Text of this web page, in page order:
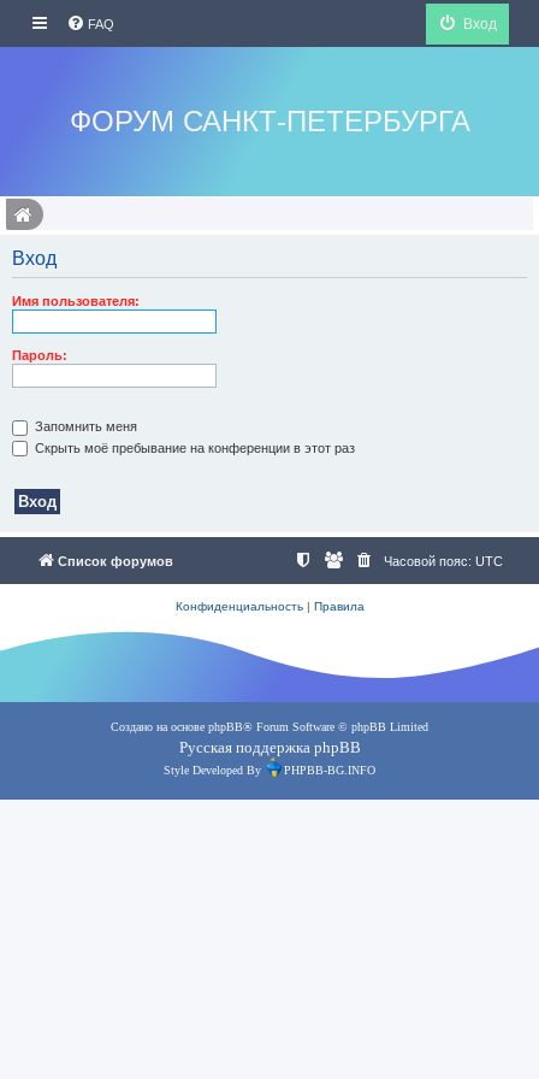
FAQ Вход
ФОРУМ САНКТ-ПЕТЕРБУРГА
Вход
Имя пользователя:
Пароль:
Запомнить меня
Скрыть моё пребывание на конференции в этот раз
Список форумов Часовой пояс: UTC
Конфиденциальность| Правила
Создано на основе phpBB® Forum Software © phpBB Limited
Русская поддержка phpBB
Style Developed By PHPBB-BG.INFO